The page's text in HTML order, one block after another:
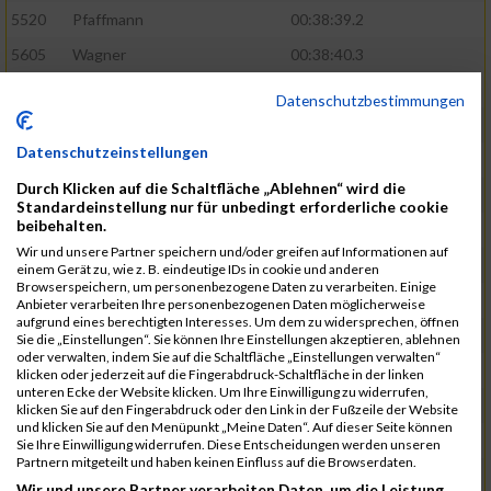
5520 Pfaffmann
00:38:39.2
5605
Wagner
00:38:40.3
5571
5601
Verclas
5368
Böhm
00:39:40.1
5531
Rieger
5584
Stadtmüller
00:40:01.1
5570
Schulze
00:40:29.6
5572
Schuster
00:40:29.9
5466
Kiehne
00:40:40.9
5615
Weigand
00:41:00.1
5515
Ohler
00:41:07.3
Selbiger
Datenschutzbestimmungen
Datenschutzeinstellungen
Durch Klicken auf die Schaltfläche „Ablehnen“ wird die
Standardeinstellung nur für unbedingt erforderliche cookie
beibehalten.
Wir und unsere Partner speichern und/oder greifen auf Informationen auf
einem Gerät zu, wie z. B. eindeutige IDs in cookie und anderen
Browserspeichern, um personenbezogene Daten zu verarbeiten. Einige
Anbieter verarbeiten Ihre personenbezogenen Daten möglicherweise
aufgrund eines berechtigten Interesses. Um dem zu widersprechen, öffnen
Sie die „Einstellungen“. Sie können Ihre Einstellungen akzeptieren, ablehnen
oder verwalten, indem Sie auf die Schaltfläche „Einstellungen verwalten“
klicken oder jederzeit auf die Fingerabdruck-Schaltfläche in der linken
unteren Ecke der Website klicken. Um Ihre Einwilligung zu widerrufen,
klicken Sie auf den Fingerabdruck oder den Link in der Fußzeile der Website
und klicken Sie auf den Menüpunkt „Meine Daten“. Auf dieser Seite können
Sie Ihre Einwilligung widerrufen. Diese Entscheidungen werden unseren
Partnern mitgeteilt und haben keinen Einfluss auf die Browserdaten.